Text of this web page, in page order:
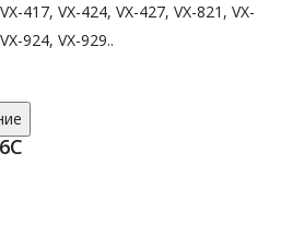
417, VX-424, VX-427, VX-821, VX-
924, VX-929..